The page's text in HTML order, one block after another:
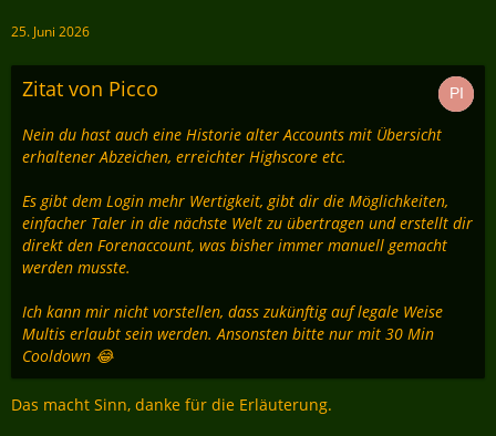
25. Juni 2026
Zitat von Picco
Nein du hast auch eine Historie alter Accounts mit Übersicht
erhaltener Abzeichen, erreichter Highscore etc.
Es gibt dem Login mehr Wertigkeit, gibt dir die Möglichkeiten,
einfacher Taler in die nächste Welt zu übertragen und erstellt dir
direkt den Forenaccount, was bisher immer manuell gemacht
werden musste.
Ich kann mir nicht vorstellen, dass zukünftig auf legale Weise
Multis erlaubt sein werden. Ansonsten bitte nur mit 30 Min
Cooldown 😂
Das macht Sinn, danke für die Erläuterung.